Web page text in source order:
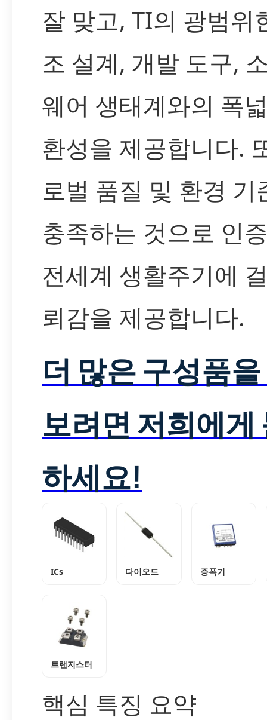
잘 맞고, TI의 광범위
조 설계, 개발 도구,
웨어 생태계와의 폭
환성을 제공합니다.
로벌 품질 및 환경 기
충족하는 것으로 인
전세계 생활주기에
뢰감을 제공합니다.
더 많은 구성품
보려면 저희에게
하세요!
ICs 다이오드 증폭기
트랜지스터
핵심 특징 요약